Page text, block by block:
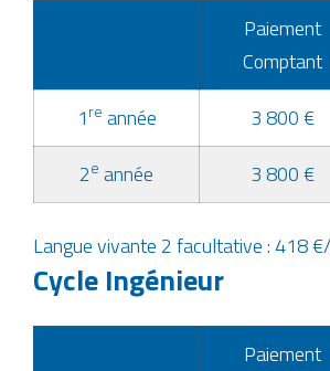
Paiement
Comptant
1 re année 3 800 €
2e année 3 800 €
Langue vivante 2 facultative : 418
Cycle Ingénieur
Paiement